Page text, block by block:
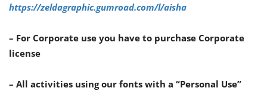
https://zeldagraphic.gumroad.com/l/aisha
– For Corporate use you have to purchase Corporate
license
– All activities using our fonts with a “Personal Use”